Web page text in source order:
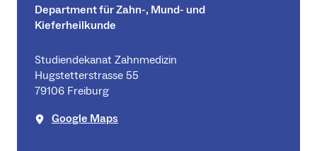
Department für Zahn-, Mund- und
Kieferheilkunde
Studiendekanat Zahnmedizin
Hugstetterstrasse 55
79106 Freiburg
Google Maps